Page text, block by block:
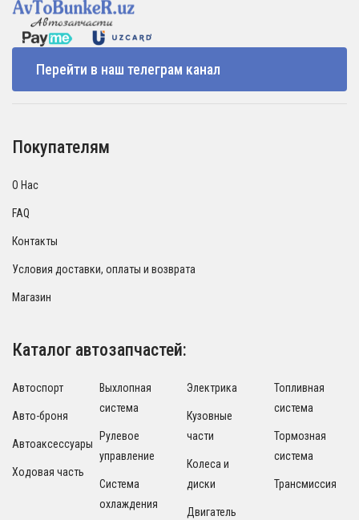
Перейти в наш телеграм канал
Покупателям
О Нас
FAQ
Контакты
Условия доставки, оплаты и возврата
Магазин
Каталог автозапчастей:
Автоспорт
Авто-броня
Автоаксессуары
Ходовая часть
Выхлопная
система
Рулевое
управление
Система
охлаждения
Электрика
Кузовные
части
Колеса и
диски
Двигатель
Топливная
система
Тормозная
система
Трансмиссия